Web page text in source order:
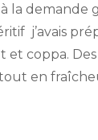
la demande
j’avais
et coppa.
en